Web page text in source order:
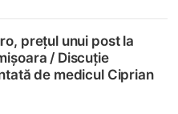
prețul unui post la
/ Discuție
de medicul Ciprian